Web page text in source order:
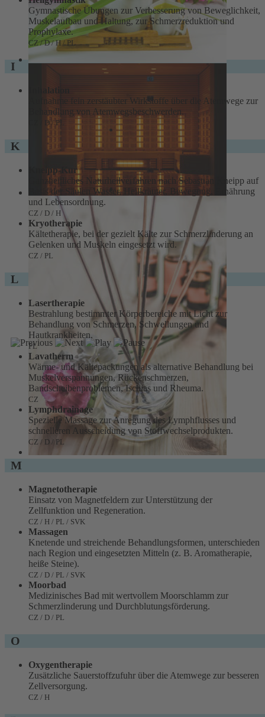
Gymnastische Übungen zur Verbesserung von Beweglichkeit,
Muskelaufbau und Haltung, zur Schmerzreduktion und
Prophylaxe.
CZ / D / H / PL
I
Inhalation
Aufnahme fein zerstäubter Wirkstoffe über die Atemwege zur
Behandlung von Atemwegsbeschwerden.
CZ / D / PL
K
Kneipp-Kur
Ganzheitliches Naturheilverfahren nach Sebastian Kneipp auf
Basis der Säulen Wasser, Heilkräuter, Bewegung, Ernährung
und Lebensordnung.
CZ / D / H
Kryotherapie
Kältetherapie, bei der gezielt Kälte zur Schmerzlinderung an
Gelenken und Muskeln eingesetzt wird.
CZ / PL
L
Lasertherapie
Bestrahlung bestimmter Körperbereiche mit Licht zur
Behandlung von Schmerzen, Schwellungen und
Hautkrankheiten.
PL
Lavatherm
Wärme- und Kältepackungen als alternative Behandlung bei
Muskelverspannungen, Rückenschmerzen,
Bandscheibenproblemen, Ischias und Rheuma.
CZ
Lymphdrainage
Spezielle Massage zur Anregung des Lymphflusses und
schnelleren Ausscheidung von Stoffwechselprodukten.
CZ / D / PL
M
Magnetotherapie
Einsatz von Magnetfeldern zur Unterstützung der
Zellfunktion und Regeneration.
CZ / H / PL / SVK
Massagen
Knetende und streichende Behandlungsformen, unterschieden
nach Region und eingesetzten Mitteln (z. B. Aromatherapie,
heiße Steine).
CZ / D / PL / SVK
Moorbad
Medizinisches Bad mit wertvollem Moorschlamm zur
Schmerzlinderung und Durchblutungsförderung.
CZ / D / PL
O
Oxygentherapie
Zusätzliche Sauerstoffzufuhr über die Atemwege zur besseren
Zellversorgung.
CZ / H